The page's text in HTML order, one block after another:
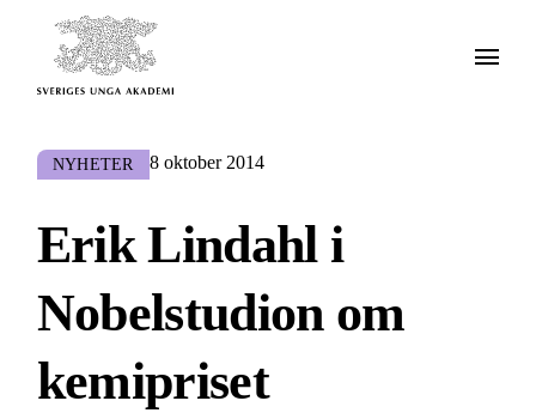
NYHETER 8 oktober 2014
Erik Lindahl i
Nobelstudion om
kemipriset